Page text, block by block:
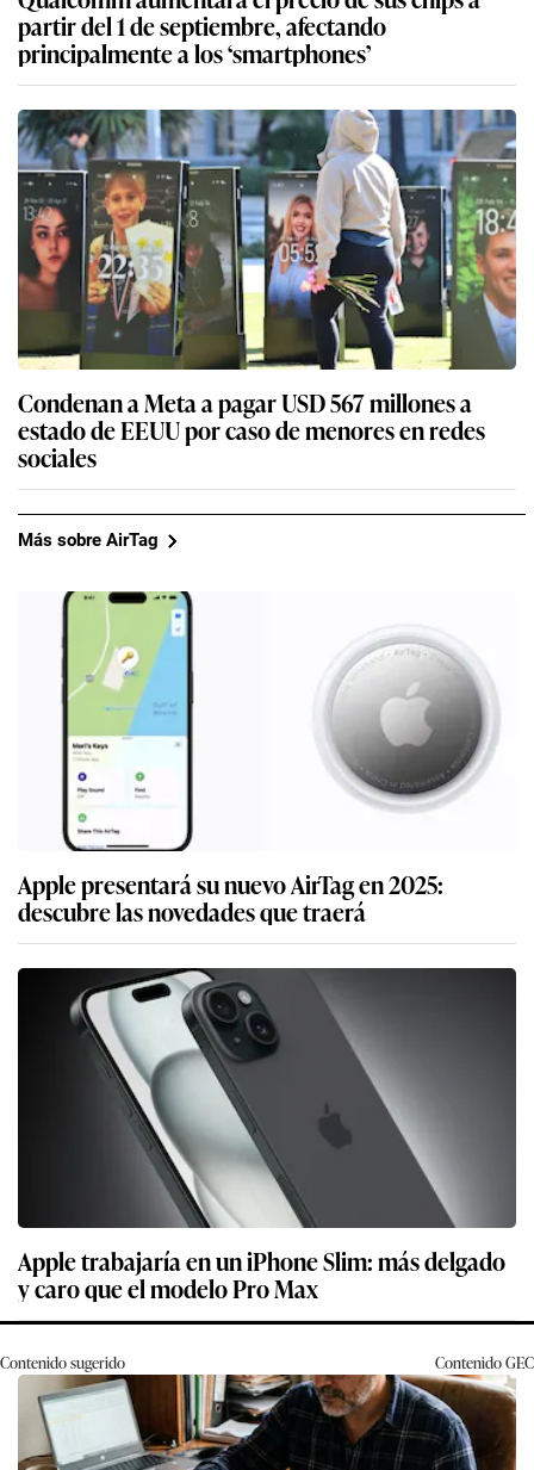
partir del 1 de septiembre, afectando
principalmente a los ‘smartphones’
Condenan a Meta a pagar USD 567 millones a
estado de EEUU por caso de menores en redes
sociales
Más sobre AirTag
Apple presentará su nuevo AirTag en 2025:
descubre las novedades que traerá
Apple trabajaría en un iPhone Slim: más delgado
y caro que el modelo Pro Max
Contenido sugerido ContenidoGEC